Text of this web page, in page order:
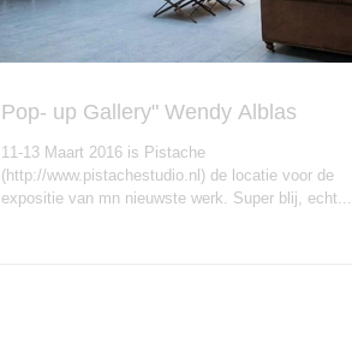
Pop- up Gallery" Wendy Alblas
11-13 Maart 2016 is Pistache
(http://www.pistachestudio.nl) de locatie voor de
expositie van mn nieuwste werk. Super blij, echt...